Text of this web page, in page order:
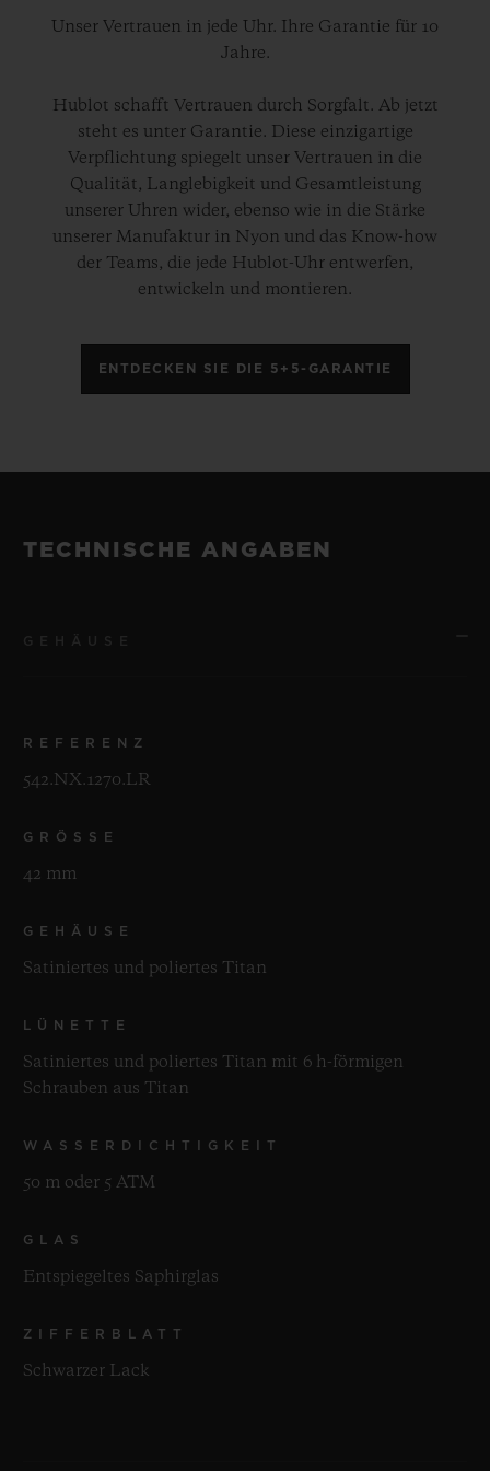
Unser Vertrauen in jede Uhr. Ihre Garantie für 10
Jahre.
Hublot schafft Vertrauen durch Sorgfalt. Ab jetzt
steht es unter Garantie. Diese einzigartige
Verpflichtung spiegelt unser Vertrauen in die
Qualität, Langlebigkeit und Gesamtleistung
unserer Uhren wider, ebenso wie in die Stärke
unserer Manufaktur in Nyon und das Know-how
der Teams, die jede Hublot-Uhr entwerfen,
entwickeln und montieren.
ENTDECKEN SIE DIE 5+5-GARANTIE
TECHNISCHE ANGABEN
REFERENZ
542.NX.1270.LR
GRÖSSE
42 mm
GEHÄUSE
Satiniertes und poliertes Titan
LÜNETTE
Satiniertes und poliertes Titan mit 6 h-förmigen
Schrauben aus Titan
WASSERDICHTIGKEIT
50 m oder 5 ATM
GLAS
Entspiegeltes Saphirglas
ZIFFERBLATT
Schwarzer Lack